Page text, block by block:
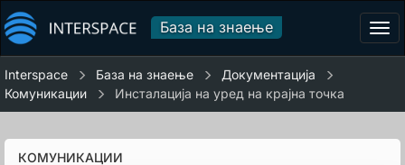
База на знаење
Interspace База на знаење
Документација
Комуникации
Инсталација на уред на крајна точка
КОМУНИКАЦИИ